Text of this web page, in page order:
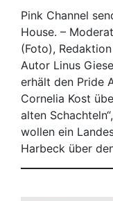
Pink Channel
House. –
(Foto),
Autor Linus
erhält den Pride
Cornelia Kost
alten
wollen ein
Harbeck über